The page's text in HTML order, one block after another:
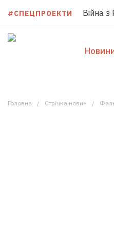
#СПЕЦПРОЕКТИ Війна з
Головна Стрічка новин